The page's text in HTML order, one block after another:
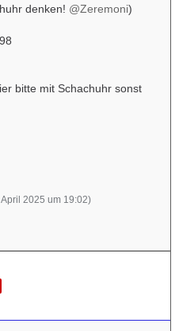
denken! @Zeremoni)
bitte mit Schachuhr sonst
April 2025 um 19:02)